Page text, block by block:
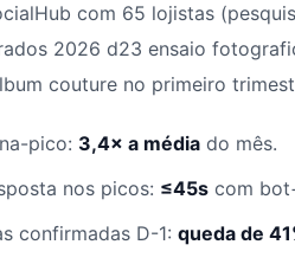
com 65 lojistas
2026 d23 ensaio
couture no primeiro
pico: 3,4× a média do mês.
nos picos: ≤45s com
confirmadas D-1: queda de